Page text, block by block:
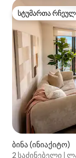
სტუმართა
სტუმართა
ბინა (ინიაქიტო)
2 საძინებელი |